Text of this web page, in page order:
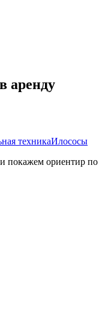
аренду
техникаИлососы
покажем ориентир по